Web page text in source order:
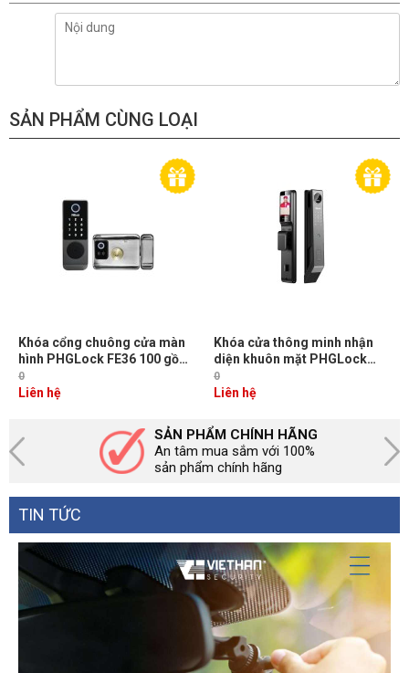
SẢN PHẨM CÙNG LOẠI
Khóa cổng chuông cửa màn
hình PHGLock FE36 100 gồm
vân tay, thẻ từ, mã số và chìa
khóa cơ
0
Liên hệ
Khóa cửa thông minh nhận
diện khuôn mặt PHGLock
FL8091 100 khuôn mặt, 100
vân tay, 50 thẻ, 100 mã số
0
Liên hệ
SẢN PHẨM CHÍNH HÃNG
An tâm mua sắm với 100%
sản phẩm chính hãng
TIN TỨC